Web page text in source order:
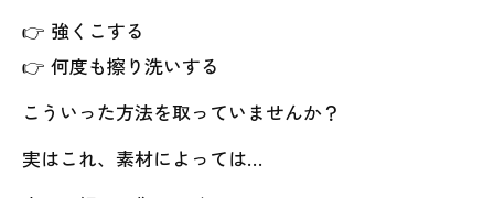
👉 強くこする
👉 何度も擦り洗いする
こういった方法を取っていませんか？
実はこれ、素材によっては…